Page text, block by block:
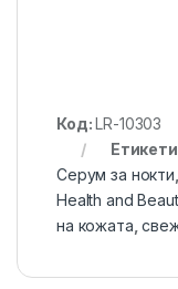
Код: LR-10303
Серум за нокти,
Health and
на кожата,